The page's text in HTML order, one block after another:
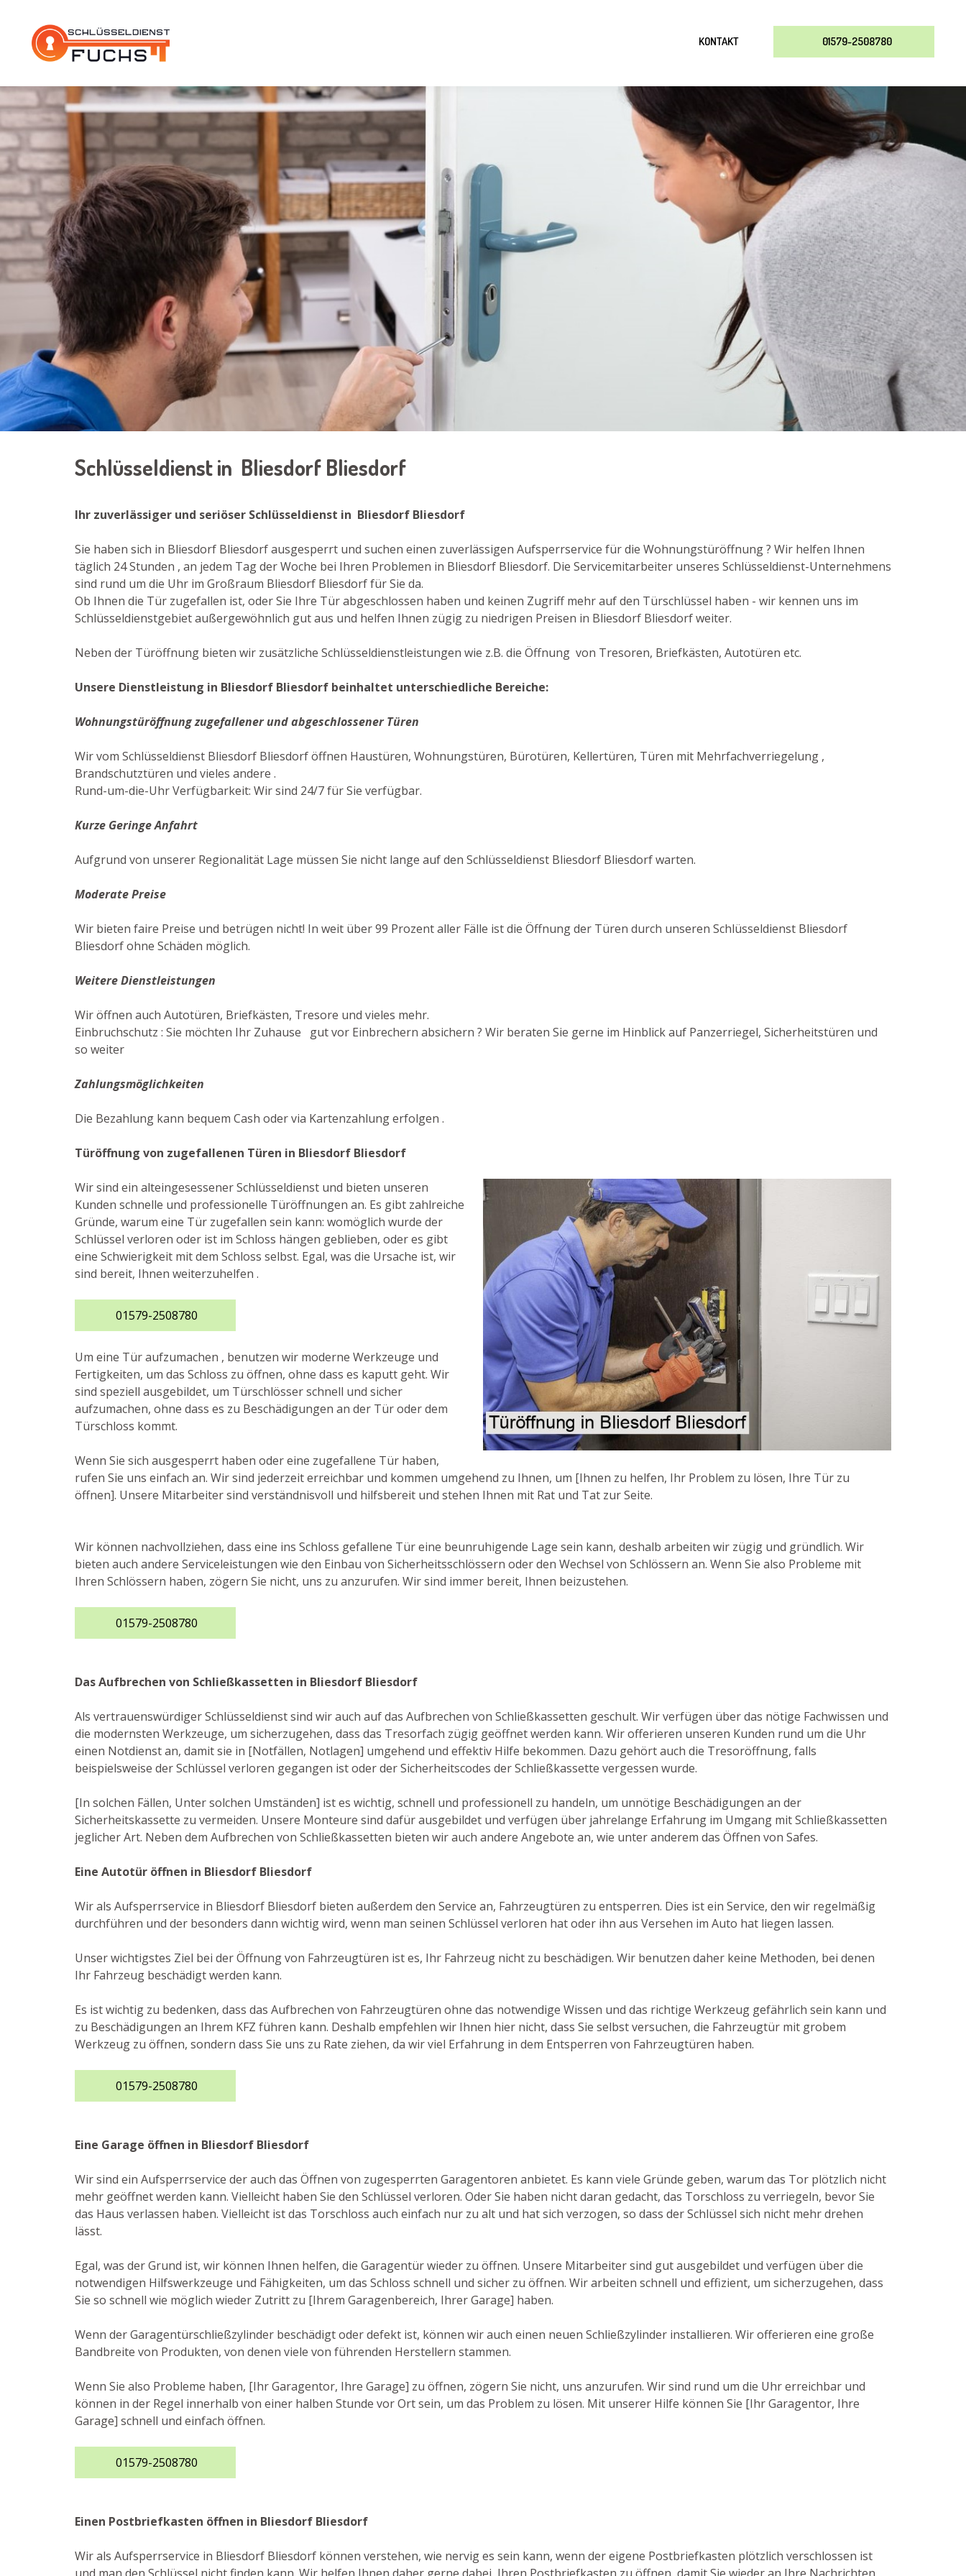
KONTAKT 01579-2508780
Schlüsseldienst in Bliesdorf Bliesdorf
Ihr zuverlässiger und seriöser Schlüsseldienst in Bliesdorf Bliesdorf
Sie haben sich in Bliesdorf Bliesdorf ausgesperrt und suchen einen zuverlässigen Aufsperrservice für die Wohnungstüröffnung ? Wir helfen Ihnen
täglich 24 Stunden , an jedem Tag der Woche bei Ihren Problemen in Bliesdorf Bliesdorf. Die Servicemitarbeiter unseres Schlüsseldienst-Unternehmens
sind rund um die Uhr im Großraum Bliesdorf Bliesdorf für Sie da.
Ob Ihnen die Tür zugefallen ist, oder Sie Ihre Tür abgeschlossen haben und keinen Zugriff mehr auf den Türschlüssel haben - wir kennen uns im
Schlüsseldienstgebiet außergewöhnlich gut aus und helfen Ihnen zügig zu niedrigen Preisen in Bliesdorf Bliesdorf weiter.
Neben der Türöffnung bieten wir zusätzliche Schlüsseldienstleistungen wie z.B. die Öffnung von Tresoren, Briefkästen, Autotüren etc.
Unsere Dienstleistung in Bliesdorf Bliesdorf beinhaltet unterschiedliche Bereiche:
Wohnungstüröffnung zugefallener und abgeschlossener Türen
Wir vom Schlüsseldienst Bliesdorf Bliesdorf öffnen Haustüren, Wohnungstüren, Bürotüren, Kellertüren, Türen mit Mehrfachverriegelung ,
Brandschutztüren und vieles andere .
Rund-um-die-Uhr Verfügbarkeit: Wir sind 24/7 für Sie verfügbar.
Kurze Geringe Anfahrt
Aufgrund von unserer Regionalität Lage müssen Sie nicht lange auf den Schlüsseldienst Bliesdorf Bliesdorf warten.
Moderate Preise
Wir bieten faire Preise und betrügen nicht! In weit über 99 Prozent aller Fälle ist die Öffnung der Türen durch unseren Schlüsseldienst Bliesdorf
Bliesdorf ohne Schäden möglich.
Weitere Dienstleistungen
Wir öffnen auch Autotüren, Briefkästen, Tresore und vieles mehr.
Einbruchschutz : Sie möchten Ihr Zuhause gut vor Einbrechern absichern ? Wir beraten Sie gerne im Hinblick auf Panzerriegel, Sicherheitstüren und
so weiter
Zahlungsmöglichkeiten
Die Bezahlung kann bequem Cash oder via Kartenzahlung erfolgen .
Türöffnung von zugefallenen Türen in Bliesdorf Bliesdorf
Wir sind ein alteingesessener Schlüsseldienst und bieten unseren
Kunden schnelle und professionelle Türöffnungen an. Es gibt zahlreiche
Gründe, warum eine Tür zugefallen sein kann: womöglich wurde der
Schlüssel verloren oder ist im Schloss hängen geblieben, oder es gibt
eine Schwierigkeit mit dem Schloss selbst. Egal, was die Ursache ist, wir
sind bereit, Ihnen weiterzuhelfen .
01579-2508780
Um eine Tür aufzumachen , benutzen wir moderne Werkzeuge und
Fertigkeiten, um das Schloss zu öffnen, ohne dass es kaputt geht. Wir
sind speziell ausgebildet, um Türschlösser schnell und sicher
aufzumachen, ohne dass es zu Beschädigungen an der Tür oder dem
Türschloss kommt.
Wenn Sie sich ausgesperrt haben oder eine zugefallene Tür haben,
rufen Sie uns einfach an. Wir sind jederzeit erreichbar und kommen umgehend zu Ihnen, um [Ihnen zu helfen, Ihr Problem zu lösen, Ihre Tür zu
öffnen]. Unsere Mitarbeiter sind verständnisvoll und hilfsbereit und stehen Ihnen mit Rat und Tat zur Seite.
Wir können nachvollziehen, dass eine ins Schloss gefallene Tür eine beunruhigende Lage sein kann, deshalb arbeiten wir zügig und gründlich. Wir
bieten auch andere Serviceleistungen wie den Einbau von Sicherheitsschlössern oder den Wechsel von Schlössern an. Wenn Sie also Probleme mit
Ihren Schlössern haben, zögern Sie nicht, uns zu anzurufen. Wir sind immer bereit, Ihnen beizustehen.
01579-2508780
Das Aufbrechen von Schließkassetten in Bliesdorf Bliesdorf
Als vertrauenswürdiger Schlüsseldienst sind wir auch auf das Aufbrechen von Schließkassetten geschult. Wir verfügen über das nötige Fachwissen und
die modernsten Werkzeuge, um sicherzugehen, dass das Tresorfach zügig geöffnet werden kann. Wir offerieren unseren Kunden rund um die Uhr
einen Notdienst an, damit sie in [Notfällen, Notlagen] umgehend und effektiv Hilfe bekommen. Dazu gehört auch die Tresoröffnung, falls
beispielsweise der Schlüssel verloren gegangen ist oder der Sicherheitscodes der Schließkassette vergessen wurde.
[In solchen Fällen, Unter solchen Umständen] ist es wichtig, schnell und professionell zu handeln, um unnötige Beschädigungen an der
Sicherheitskassette zu vermeiden. Unsere Monteure sind dafür ausgebildet und verfügen über jahrelange Erfahrung im Umgang mit Schließkassetten
jeglicher Art. Neben dem Aufbrechen von Schließkassetten bieten wir auch andere Angebote an, wie unter anderem das Öffnen von Safes.
Eine Autotür öffnen in Bliesdorf Bliesdorf
Wir als Aufsperrservice in Bliesdorf Bliesdorf bieten außerdem den Service an, Fahrzeugtüren zu entsperren. Dies ist ein Service, den wir regelmäßig
durchführen und der besonders dann wichtig wird, wenn man seinen Schlüssel verloren hat oder ihn aus Versehen im Auto hat liegen lassen.
Unser wichtigstes Ziel bei der Öffnung von Fahrzeugtüren ist es, Ihr Fahrzeug nicht zu beschädigen. Wir benutzen daher keine Methoden, bei denen
Ihr Fahrzeug beschädigt werden kann.
Es ist wichtig zu bedenken, dass das Aufbrechen von Fahrzeugtüren ohne das notwendige Wissen und das richtige Werkzeug gefährlich sein kann und
zu Beschädigungen an Ihrem KFZ führen kann. Deshalb empfehlen wir Ihnen hier nicht, dass Sie selbst versuchen, die Fahrzeugtür mit grobem
Werkzeug zu öffnen, sondern dass Sie uns zu Rate ziehen, da wir viel Erfahrung in dem Entsperren von Fahrzeugtüren haben.
01579-2508780
Eine Garage öffnen in Bliesdorf Bliesdorf
Wir sind ein Aufsperrservice der auch das Öffnen von zugesperrten Garagentoren anbietet. Es kann viele Gründe geben, warum das Tor plötzlich nicht
mehr geöffnet werden kann. Vielleicht haben Sie den Schlüssel verloren. Oder Sie haben nicht daran gedacht, das Torschloss zu verriegeln, bevor Sie
das Haus verlassen haben. Vielleicht ist das Torschloss auch einfach nur zu alt und hat sich verzogen, so dass der Schlüssel sich nicht mehr drehen
lässt.
Egal, was der Grund ist, wir können Ihnen helfen, die Garagentür wieder zu öffnen. Unsere Mitarbeiter sind gut ausgebildet und verfügen über die
notwendigen Hilfswerkzeuge und Fähigkeiten, um das Schloss schnell und sicher zu öffnen. Wir arbeiten schnell und effizient, um sicherzugehen, dass
Sie so schnell wie möglich wieder Zutritt zu [Ihrem Garagenbereich, Ihrer Garage] haben.
Wenn der Garagentürschließzylinder beschädigt oder defekt ist, können wir auch einen neuen Schließzylinder installieren. Wir offerieren eine große
Bandbreite von Produkten, von denen viele von führenden Herstellern stammen.
Wenn Sie also Probleme haben, [Ihr Garagentor, Ihre Garage] zu öffnen, zögern Sie nicht, uns anzurufen. Wir sind rund um die Uhr erreichbar und
können in der Regel innerhalb von einer halben Stunde vor Ort sein, um das Problem zu lösen. Mit unserer Hilfe können Sie [Ihr Garagentor, Ihre
Garage] schnell und einfach öffnen.
01579-2508780
Einen Postbriefkasten öffnen in Bliesdorf Bliesdorf
Wir als Aufsperrservice in Bliesdorf Bliesdorf können verstehen, wie nervig es sein kann, wenn der eigene Postbriefkasten plötzlich verschlossen ist